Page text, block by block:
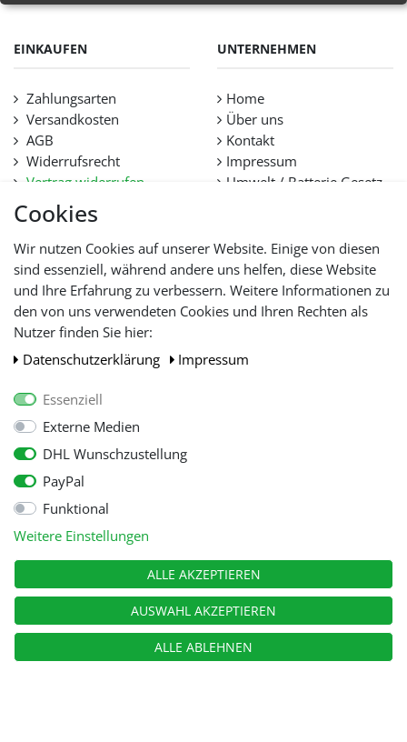
Cookies
Wir nutzen Cookies auf unserer Website. Einige von diesen
sind essenziell, während andere uns helfen, diese Website
und Ihre Erfahrung zu verbessern. Weitere Informationen zu
den von uns verwendeten Cookies und Ihren Rechten als
Nutzer finden Sie hier:
Daten­schutz­erklärung
Impressum
Essenziell
Externe Medien
DHL Wunschzustellung
PayPal
Funktional
Weitere Einstellungen
ALLE AKZEPTIEREN
AUSWAHL AKZEPTIEREN
ALLE ABLEHNEN
EINKAUFEN
Zahlungsarten
Versandkosten
AGB
Widerrufsrecht
Vertrag widerrufen
Datenschutz
Hilfe
Lieferfristen und
Lieferbeschränkung
UNTERNEHMEN
Home
Über uns
Kontakt
Impressum
Umwelt / Batterie Gesetz
WIR AKZEPTIEREN
© Copyright 2026 Tooltraders GmbH. Alle Rechte vorbehalten